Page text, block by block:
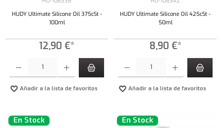
HUDY Ultimate Silicone Oil 375cSt -
100ml
12,90 €*
Añadir a la lista de favoritos
HUDY Ultimate Silicone Oil 425cSt -
50ml
8,90 €*
Añadir a la lista de favoritos
En Stock En Stock